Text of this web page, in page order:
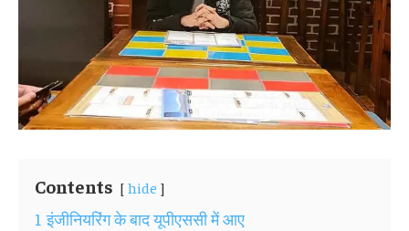
Contents hide
1 इंजीनियरिंग के बाद यूपीएससी में आए